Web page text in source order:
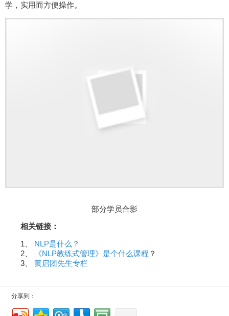
学，实用而方便操作。
部分学员合影
相关链接：
1、 NLP是什么？
2、
《NLP教练式管理》是个什么课程 ？
3、 黄启团先生专栏
分享到：